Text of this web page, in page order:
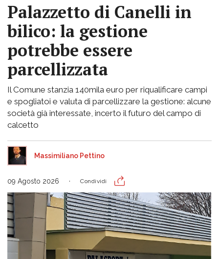
Palazzetto di Canelli in
bilico: la gestione
potrebbe essere
parcellizzata
Il Comune stanzia 140mila euro per riqualificare campi
e spogliatoi e valuta di parcellizzare la gestione: alcune
società già interessate, incerto il futuro del campo di
calcetto
Massimiliano Pettino
09 Agosto 2026 Condividi